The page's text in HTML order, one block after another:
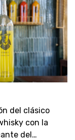
del clásico
con la
del